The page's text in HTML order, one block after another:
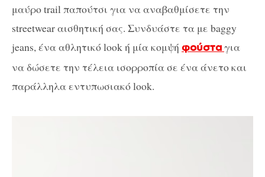
μαύρο trail παπούτσι για να αναβαθμίσετε την
streetwear αισθητική σας. Συνδυάστε τα με baggy
jeans, ένα αθλητικό look ή μία κομψή φούσταγια
να δώσετε την τέλεια ισορροπία σε ένα άνετο και
παράλληλα εντυπωσιακό look.